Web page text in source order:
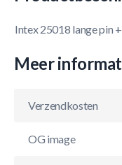
Intex 25018 lange pin
Meer
Verzendkosten
OG image